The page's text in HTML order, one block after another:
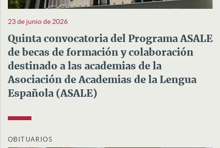
23 de junio de 2026
Quinta convocatoria del Programa ASALE
de becas de formación y colaboración
destinado a las academias de la
Asociación de Academias de la Lengua
Española (ASALE)
OBITUARIOS